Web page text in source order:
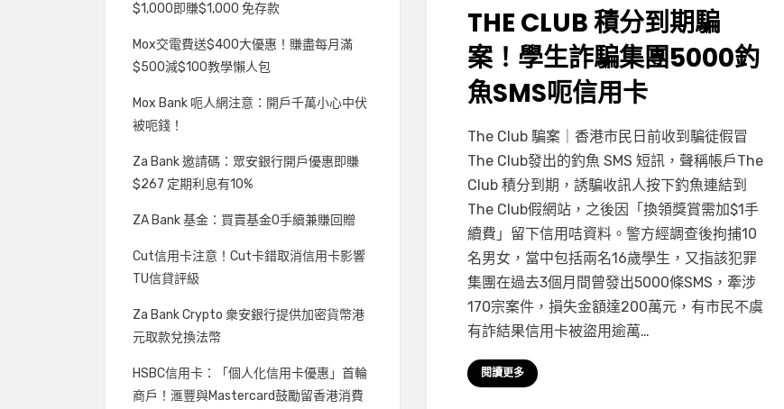
伏
THE CLUB 積分到期騙
案！學生詐騙集團5000釣
魚SMS呃信用卡
by小編
Leave a commenton
The
Club
分
到
期
騙
案！
學
The Club 騙案｜香港市民日前收到騙徒假冒
The Club發出的釣魚 SMS 短訊，聲稱帳戶The
Club 積分到期，誘騙收訊人按下釣魚連結到
The Club假網站，之後因「換領獎賞需加$1手
續費」留下信用咭資料。警方經調查後拘捕10
名男女，當中包括兩名16歲學生，又指該犯罪
集團在過去3個月間曾發出5000條SMS，牽涉
170宗案件，損失金額達200萬元，有市民不虞
有詐結果信用卡被盜用逾萬…
閱讀更多
$1,000即賺$1,000 免存款
Mox交電費送$400大優惠！賺盡每月滿
$500減$100教學懶人包
Mox Bank 呃人網注意：開戶千萬小心中伏
被呃錢！
Za Bank 邀請碼：眾安銀行開戶優惠即賺
$267 定期利息有10%
ZA Bank 基金：買賣基金0手續兼賺回贈
Cut信用卡注意！Cut卡錯取消信用卡影響
TU信貸評級
Za Bank Crypto 衆安銀行提供加密貨幣港
元取款兌換法幣
HSBC信用卡：「個人化信用卡優惠」首輪
商戶！滙豐與Mastercard鼓勵留香港消費